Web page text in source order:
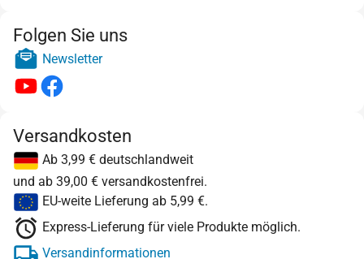
Folgen Sie uns
Newsletter
Versandkosten
Ab 3,99 € deutschlandweit
und ab 39,00 € versandkostenfrei.
EU-weite Lieferung ab 5,99 €.
Express-Lieferung für viele Produkte möglich.
Versandinformationen